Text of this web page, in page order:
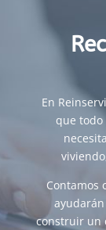
En
que todo
Contamos
construir un